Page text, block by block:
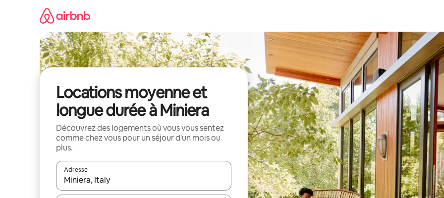
Locations moyenne et
longue durée à Miniera
Découvrez des logements où vous vous sentez
comme chez vous pour un séjour d'un mois ou
plus.
Adresse
Lorsque les résultats s'affichent, utilisez les flèches vers le haut et vers le bas pour les parcourir ou en appuyant et en